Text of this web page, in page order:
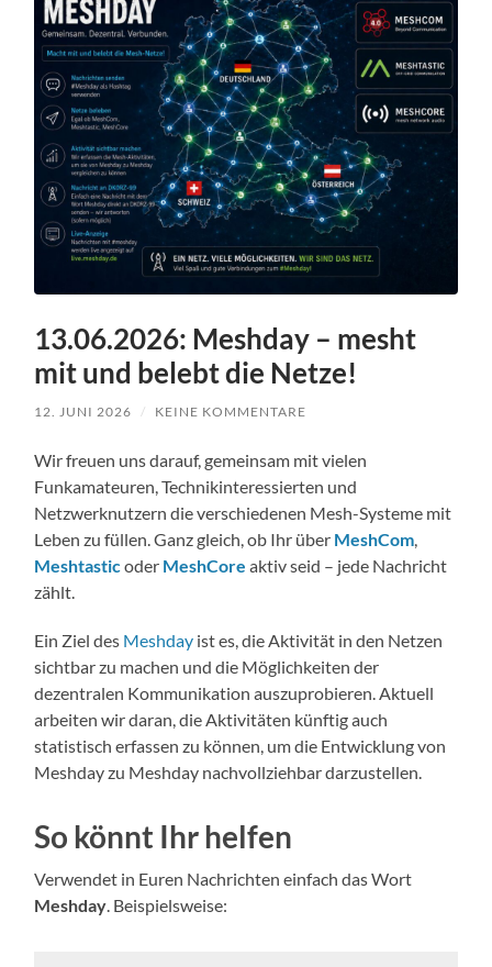
13.06.2026: Meshday – mesht
mit und belebt die Netze!
12. JUNI 2026 / KEINE KOMMENTARE
Wir freuen uns darauf, gemeinsam mit vielen
Funkamateuren, Technikinteressierten und
Netzwerknutzern die verschiedenen Mesh-Systeme mit
Leben zu füllen. Ganz gleich, ob Ihr über MeshCom
Meshtasticoder MeshCore aktiv seid – jede Nachricht
zählt.
Ein Ziel des Meshday ist es, die Aktivität in den Netzen
sichtbar zu machen und die Möglichkeiten der
dezentralen Kommunikation auszuprobieren. Aktuell
arbeiten wir daran, die Aktivitäten künftig auch
statistisch erfassen zu können, um die Entwicklung von
Meshday zu Meshday nachvollziehbar darzustellen.
So könnt Ihr helfen
Verwendet in Euren Nachrichten einfach das Wort
Meshday . Beispielsweise: